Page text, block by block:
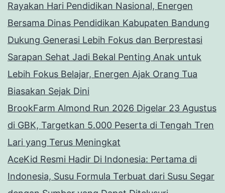
Rayakan Hari Pendidikan Nasional, Energen
Bersama Dinas Pendidikan Kabupaten Bandung
Dukung Generasi Lebih Fokus dan Berprestasi
Sarapan Sehat Jadi Bekal Penting Anak untuk
Lebih Fokus Belajar, Energen Ajak Orang Tua
Biasakan Sejak Dini
BrookFarm Almond Run 2026 Digelar 23 Agustus
di GBK, Targetkan 5.000 Peserta di Tengah Tren
Lari yang Terus Meningkat
AceKid Resmi Hadir Di Indonesia: Pertama di
Indonesia, Susu Formula Terbuat dari Susu Segar